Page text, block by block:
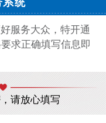
服务大众，特开通
求正确填写信息即
请放心填写